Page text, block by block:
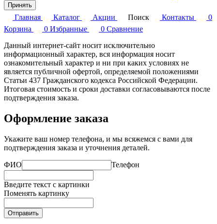
Принять
Главная Каталог Акции Поиск Контакты
0
Корзина
0 Избранные 0 Сравнение
Данный интернет-сайт носит исключительно
информационный характер, вся информация носит
ознакомительный характер и ни при каких условиях не
является публичной офертой, определяемой положениями
Статьи 437 Гражданского кодекса Российской Федерации.
Итоговая стоимость и сроки доставки согласовываются после
подтверждения заказа.
Оформление заказа
Укажите ваш номер телефона, и мы всяжемся с вами для
подтверждения заказа и уточнения деталей.
ФИО Телефон
Введите текст с картинки
Поменять картинку
Отправить